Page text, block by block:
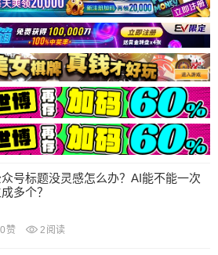
众号标题没灵感怎么办？AI能不能一次
多个？
赞 2 阅读